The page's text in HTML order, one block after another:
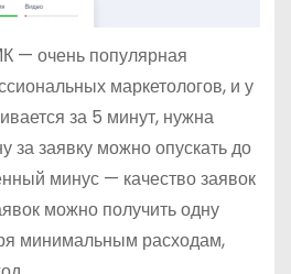
— очень популярная
маркетологов, и у
за 5 минут, нужна
за заявку можно опускать до
минус — качество заявок
можно получить одну
минимальным расходам,